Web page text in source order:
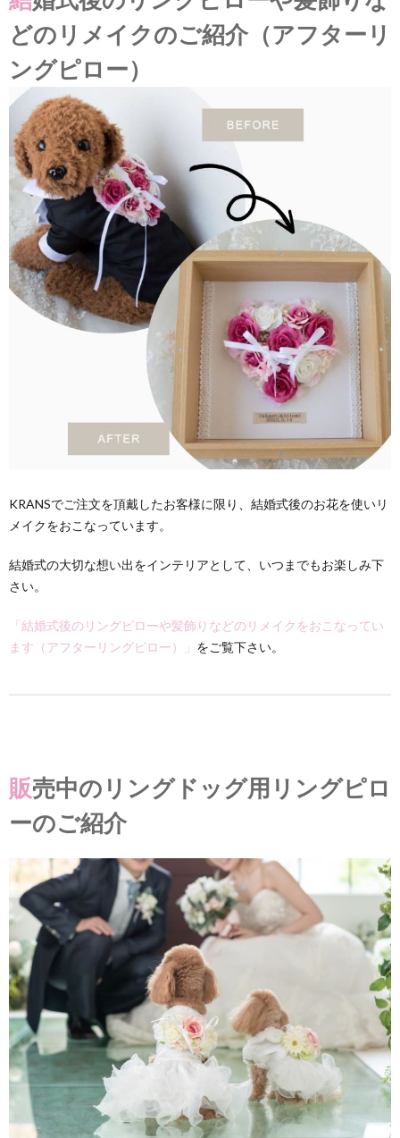
どのリメイクのご紹介（アフターリ
ングピロー）
KRANSでご注文を頂戴したお客様に限り、結婚式後のお花を使いリ
メイクをおこなっています。
結婚式の大切な想い出をインテリアとして、いつまでもお楽しみ下
さい。
「結婚式後のリングピローや髪飾りなどのリメイクをおこなってい
ます（アフターリングピロー）」 をご覧下さい。
販売中のリングドッグ用リングピロ
ーのご紹介